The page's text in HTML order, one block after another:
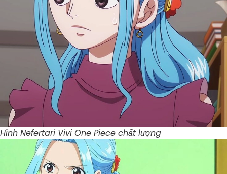
Hình Nefertari Vivi One Piece chất lượng